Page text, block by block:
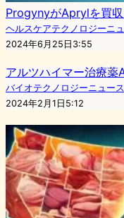
ProgynyがAprylを買
ヘルスケアテクノロジーニ
2024年6月25日3:55
アルツハイマー治療
バイオテクノロジーニュース
2024年2月1日5:12